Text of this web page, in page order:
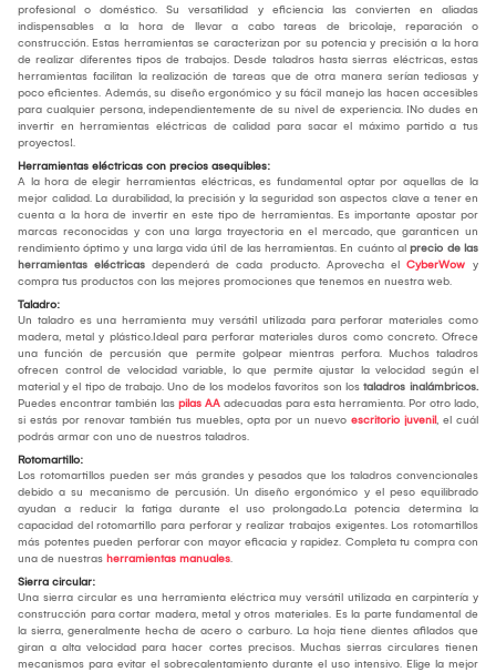
profesional o doméstico. Su versatilidad y eficiencia las convierten en aliadas
indispensables a la hora de llevar a cabo tareas de bricolaje, reparación o
construcción. Estas herramientas se caracterizan por su potencia y precisión a la hora
de realizar diferentes tipos de trabajos. Desde taladros hasta sierras eléctricas, estas
herramientas facilitan la realización de tareas que de otra manera serían tediosas y
poco eficientes. Además, su diseño ergonómico y su fácil manejo las hacen accesibles
para cualquier persona, independientemente de su nivel de experiencia. ¡No dudes en
invertir en herramientas eléctricas de calidad para sacar el máximo partido a tus
proyectos!.
Herramientas eléctricas con precios asequibles:
A la hora de elegir herramientas eléctricas, es fundamental optar por aquellas de la
mejor calidad. La durabilidad, la precisión y la seguridad son aspectos clave a tener en
cuenta a la hora de invertir en este tipo de herramientas. Es importante apostar por
marcas reconocidas y con una larga trayectoria en el mercado, que garanticen un
rendimiento óptimo y una larga vida útil de las herramientas. En cuánto al precio de las
herramientas eléctricas dependerá de cada producto. Aprovecha el CyberWow y
compra tus productos con las mejores promociones que tenemos en nuestra web.
Taladro:
Un taladro es una herramienta muy versátil utilizada para perforar materiales como
madera, metal y plástico.Ideal para perforar materiales duros como concreto. Ofrece
una función de percusión que permite golpear mientras perfora. Muchos taladros
ofrecen control de velocidad variable, lo que permite ajustar la velocidad según el
material y el tipo de trabajo. Uno de los modelos favoritos son los taladros inalámbricos.
Puedes encontrar también las pilas AA adecuadas para esta herramienta. Por otro lado,
si estás por renovar también tus muebles, opta por un nuevo escritorio juvenil, el cuál
podrás armar con uno de nuestros taladros.
Rotomartillo:
Los rotomartillos pueden ser más grandes y pesados que los taladros convencionales
debido a su mecanismo de percusión. Un diseño ergonómico y el peso equilibrado
ayudan a reducir la fatiga durante el uso prolongado.La potencia determina la
capacidad del rotomartillo para perforar y realizar trabajos exigentes. Los rotomartillos
más potentes pueden perforar con mayor eficacia y rapidez. Completa tu compra con
una de nuestras herramientas manuales.
Sierra circular:
Una sierra circular es una herramienta eléctrica muy versátil utilizada en carpintería y
construcción para cortar madera, metal y otros materiales. Es la parte fundamental de
la sierra, generalmente hecha de acero o carburo. La hoja tiene dientes afilados que
giran a alta velocidad para hacer cortes precisos. Muchas sierras circulares tienen
mecanismos para evitar el sobrecalentamiento durante el uso intensivo. Elige la mejor